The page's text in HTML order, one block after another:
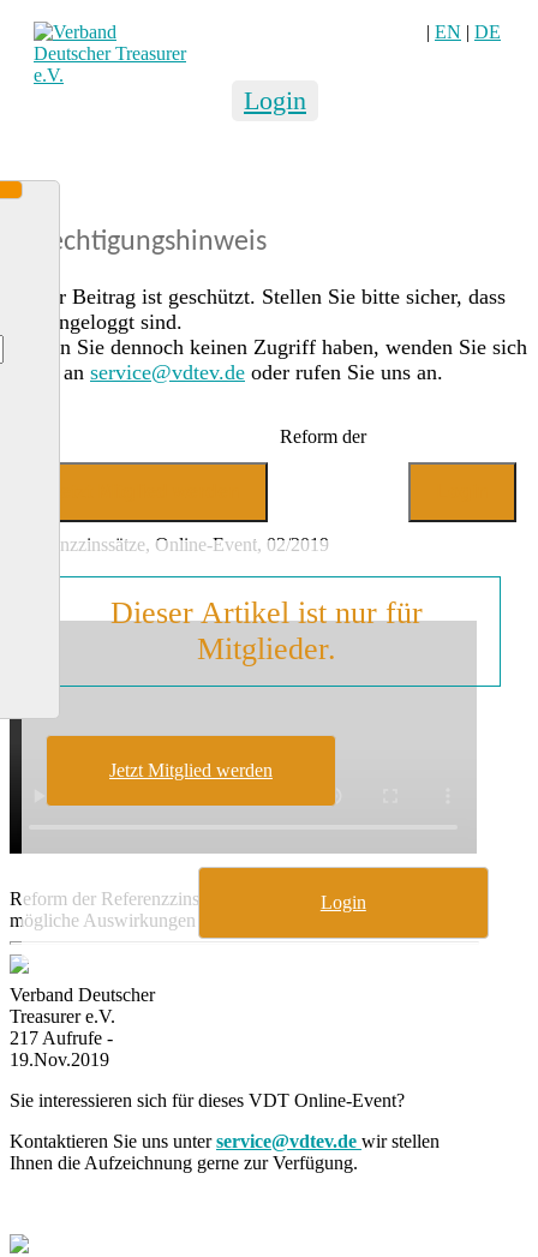
| EN | DE
Login
Berechtigungshinweis
Dieser Beitrag ist geschützt. Stellen Sie bitte sicher, dass
Sie eingeloggt sind.
Sollten Sie dennoch keinen Zugriff haben, wenden Sie sich
gerne an service@vdtev.de oder rufen Sie uns an.
Reform der
Referenzzinssätze, Online-Event, 02/2019
Dieser Artikel ist nur für
Mitglieder.
Jetzt Mitglied werden
Login
Reform der Referenzzinssätze - Aktueller Stand und
mögliche Auswirkungen
Verband Deutscher
Treasurer e.V.
217 Aufrufe -
19.Nov.2019
Sie interessieren sich für dieses VDT Online-Event?
Kontaktieren Sie uns unterservice@vdtev.de wir stellen
Ihnen die Aufzeichnung gerne zur Verfügung.